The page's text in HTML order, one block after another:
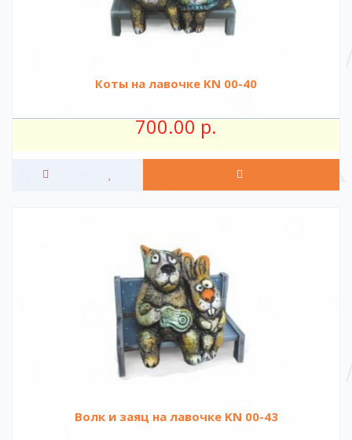
Коты на лавочке KN 00-40
700.00 р.
Волк и заяц на лавочке KN 00-43